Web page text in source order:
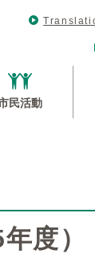
民活動
度）